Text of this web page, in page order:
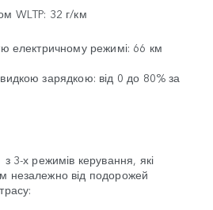
WLTP: 32 г/км
електричному режимі: 66 км
зарядкою: від 0 до 80% за
3-х режимів керування, які
незалежно від подорожей